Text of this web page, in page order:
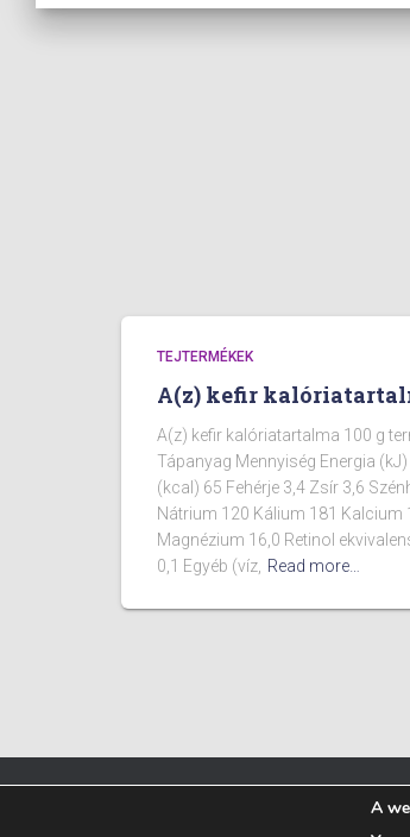
TEJTERMÉKEK
A(z) kefir
A(z) kefir kalóriatartalma 100 g
Tápanyag Mennyiség Energia
(kcal) 65 Fehérje 3,4 Zsír 3,6
Nátrium 120 Kálium 181 Kalcium
Magnézium 16,0 Retinol
0,1 Egyéb (víz, Read more…
A